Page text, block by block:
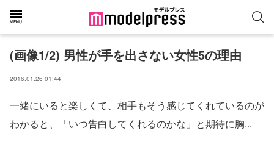
(画像1/2) 男性が手を出さない女性5の理由
2016.01.26 01:44
一緒にいると楽しくて、相手もそう感じてくれているのが
わかると、「いつ告白してくれるのかな」と期待に胸...